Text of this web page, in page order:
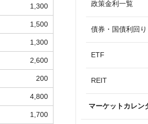
1,300
1,500
1,300
2,600
200
4,800
1,700
政策金利一覧
債券・国債利回り
ETF
REIT
マーケットカレン